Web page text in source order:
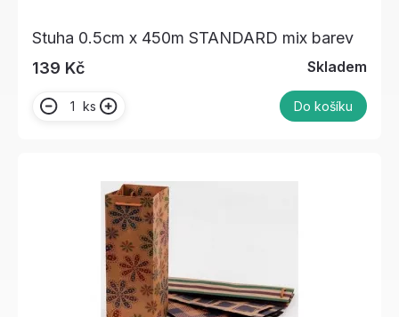
Stuha 0.5cm x 450m STANDARD mix barev
139 Kč
Skladem
ks Do košíku